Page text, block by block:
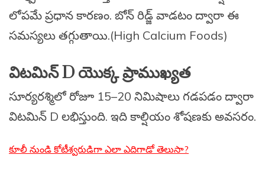
లోపమే ప్రధాన కారణం. బోన్ రిడ్జ్ వాడటం ద్వారా ఈ
సమస్యలు తగ్గుతాయి.(High Calcium Foods)
విటమిన్ D యొక్క ప్రాముఖ్యత
సూర్యరశ్మిలో రోజూ 15–20 నిమిషాలు గడపడం ద్వారా
విటమిన్ D లభిస్తుంది. ఇది కాల్షియం శోషణకు అవసరం.
కూలీ నుండి కోటీశ్వరుడిగా ఎలా ఎదిగాడో తెలుసా?